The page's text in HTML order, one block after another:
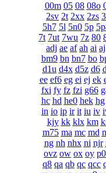
00m 05 08 08o
2sv 2t 2xx 2zs
5h7 5l 5n0 5p
7t 7ut 7wu 7z 80
adj ae af ah ai aj
bm9 bn bn7 bo
d1u d4x d5z d6
ee ef6 eg ei ej ek
fxi fy fz fzi g66
hc hd he0 hek hg
in io ip ir it iu iv
kjy kk klx km
m75 ma mc md
ng nh nhx ni njr
ovz ow ox oy
q8 qa qb qc qcc